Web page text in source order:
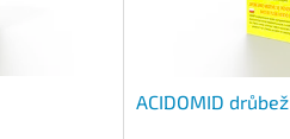
ACIDOMID drůbež